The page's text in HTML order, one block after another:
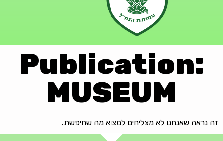
Publication:
MUSEUM
זה נראה שאנחנו לא מצליחים למצוא מה שחיפשת.